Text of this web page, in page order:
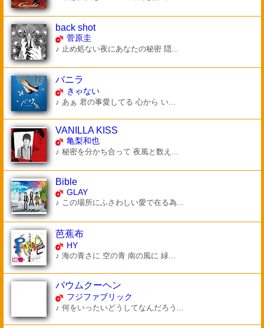
back shot
菅原圭
♪ 止め処ない夜にあなたの秘密 隠...
バニラ
きゃない
♪ あぁ 君の事愛してる 心から い...
VANILLA KISS
亀梨和也
♪ 秘密を分かち合って 夜風と数え...
Bible
GLAY
♪ この場所にふさわしい愛で在る為...
芭蕉布
HY
♪ 海の青さに 空の青 南の風に 緑...
バウムクーヘン
フジファブリック
♪ 何をいったいどうしてなんだろう...